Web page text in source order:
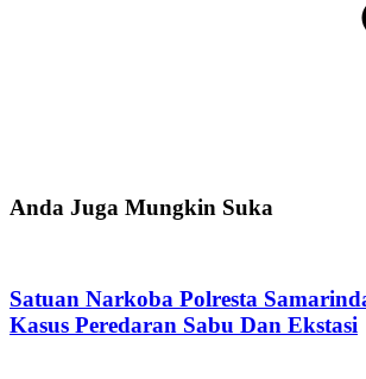
Anda Juga Mungkin Suka
Satuan Narkoba Polresta
Kasus Peredaran Sabu Dan Ekstasi